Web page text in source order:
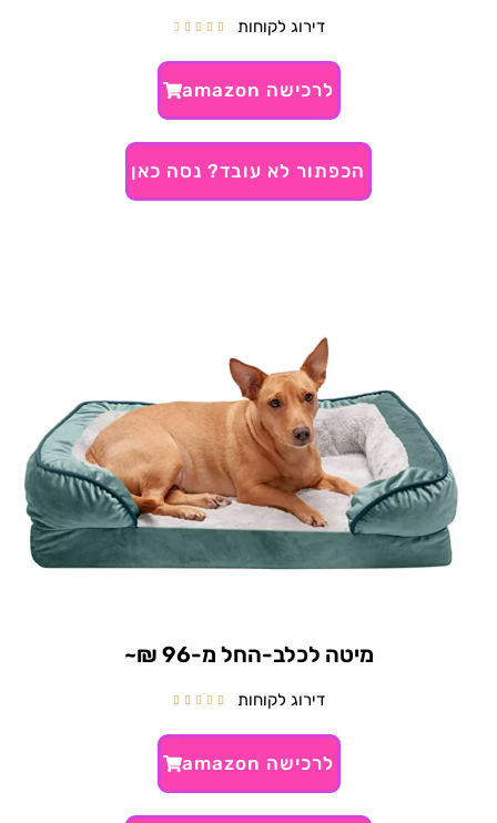
דירוג לקוחות 




לרכישה amazon
הכפתור לא עובד? נסה כאן
מיטה לכלב-החל מ-96 ₪~
דירוג לקוחות 




לרכישה amazon